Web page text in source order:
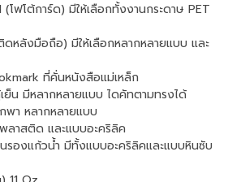
โฟโต้การ์ด) มีให้เลือกทั้งงานกระดาษ PET
หลังมือถือ) มีให้เลือกหลากหลายแบบ และ
ที่คั่นหนังสือแม่เหล็ก
ย็น มีหลากหลายแบบ ไดคัทตามทรงได้
พา หลากหลายแบบ
ลาสติด และแบบอะคริลิค
รองแก้วน้ำ มีทั้งแบบอะคริลิคและแบบหินซับ